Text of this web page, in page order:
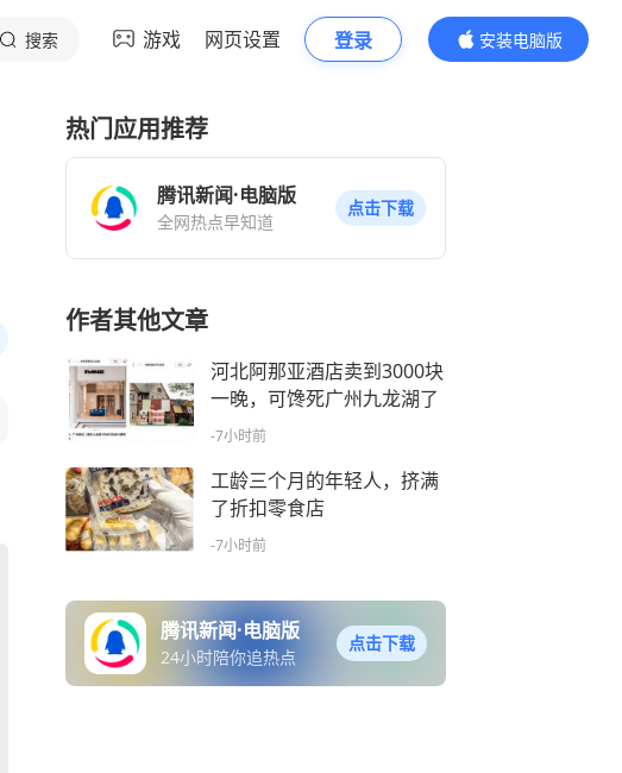
搜索 游戏 网页设置 登录
安装电脑版
内容更精彩
热门应用推荐
腾讯新闻·电脑版
全网热点早知道
点击下载
作者其他文章
河北阿那亚酒店卖到3000块
一晚，可馋死广州九龙湖了
-7小时前
工龄三个月的年轻人，挤满
了折扣零食店
-7小时前
腾讯新闻·电脑版
24小时陪你追热点
点击下载